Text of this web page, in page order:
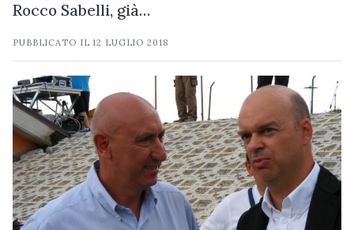
Rocco Sabelli, già…
PUBBLICATO IL12 LUGLIO 2018